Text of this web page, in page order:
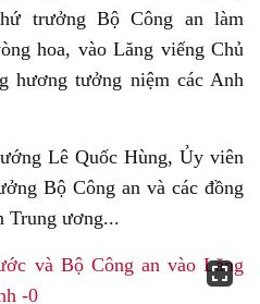
trưởng Bộ Công an làm
hoa, vào Lăng viếng Chủ
hương tưởng niệm các Anh
Lê Quốc Hùng, Ủy viên
Bộ Công an và các đồng
Trung ương...